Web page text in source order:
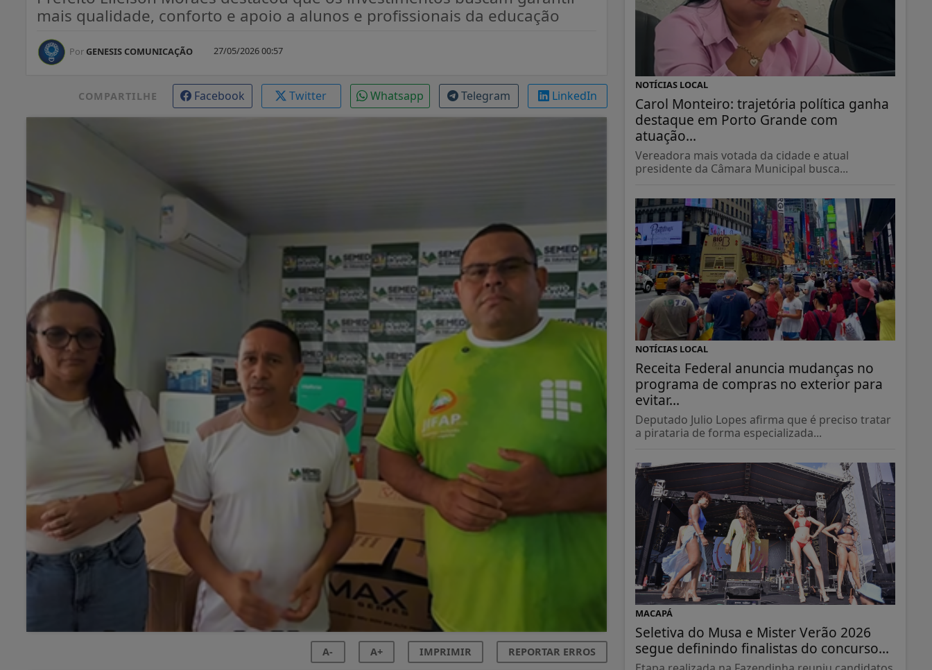
mais qualidade, conforto e apoio a alunos e profissionais da educação
Por GENESIS COMUNICAÇÃO 27/05/2026 00:57
COMPARTILHE Facebook Twitter Whatsapp Telegram LinkedIn
A- A+ IMPRIMIR REPORTAR ERROS
NOTÍCIAS LOCAL
Carol Monteiro: trajetória política ganha
destaque em Porto Grande com
atuação...
Vereadora mais votada da cidade e atual
presidente da Câmara Municipal busca...
NOTÍCIAS LOCAL
Receita Federal anuncia mudanças no
programa de compras no exterior para
evitar...
Deputado Julio Lopes afirma que é preciso tratar
a pirataria de forma especializada...
MACAPÁ
Seletiva do Musa e Mister Verão 2026
segue definindo finalistas do concurso...